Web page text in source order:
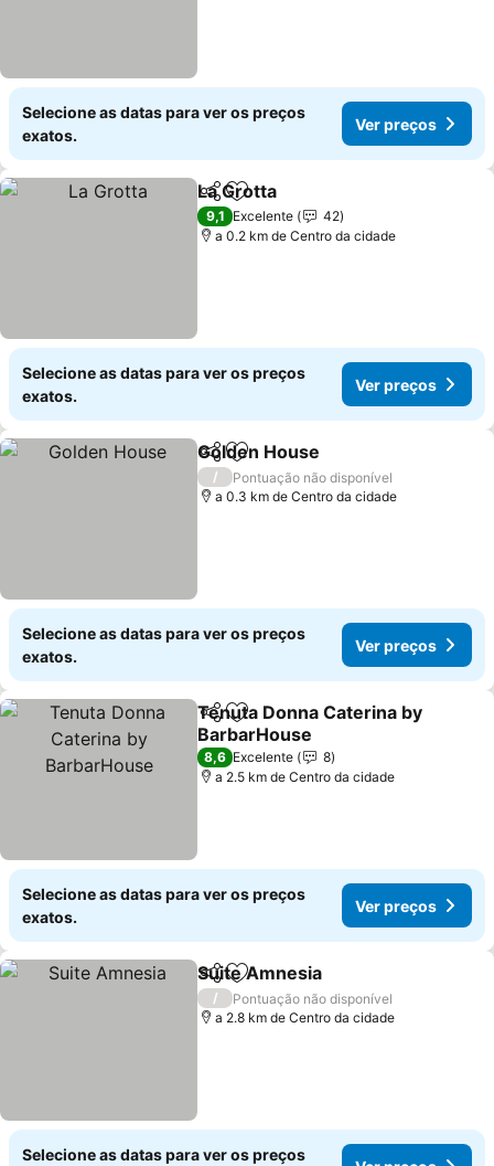
Selecione as datas para ver os preços
exatos.
Ver preços
PartilharAdicionar aos favoritos
La Grotta
9,1 Excelente
42
a 0.2 km de Centro da cidade
Selecione as datas para ver os preços
exatos.
Ver preços
PartilharAdicionar aos favoritos
Golden House
/
Pontuação não disponível
a 0.3 km de Centro da cidade
Selecione as datas para ver os preços
exatos.
Ver preços
PartilharAdicionar aos favoritos
Tenuta Donna Caterina by
BarbarHouse
8,6 Excelente
8
a 2.5 km de Centro da cidade
Selecione as datas para ver os preços
exatos.
Ver preços
PartilharAdicionar aos favoritos
Suite Amnesia
/
Pontuação não disponível
a 2.8 km de Centro da cidade
Selecione as datas para ver os preços